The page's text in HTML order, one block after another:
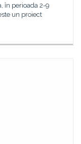
în perioada 2-9
un proiect